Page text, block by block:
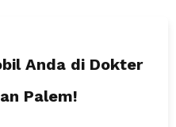
Anda di Dokter
Palem!